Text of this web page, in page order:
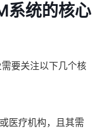
系统的核心
要关注以下几个核
医疗机构，且其需